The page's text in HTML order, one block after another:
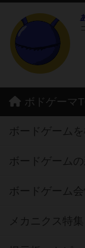
ボドゲーマ
ボードゲーム
ボードゲーム
ボードゲーム会
メカニクス特集